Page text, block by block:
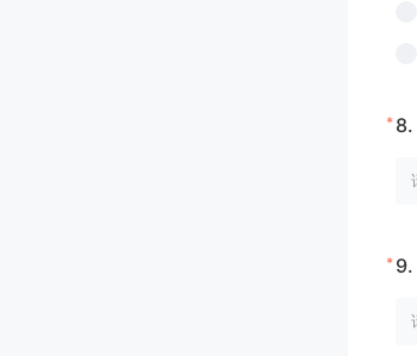
* 8.
* 9.